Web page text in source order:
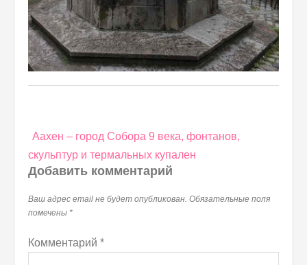
Навигация
по
записям
Аахен – город Собора 9 века, фонтанов,
скульптур и термальных купален
Добавить комментарий
Ваш адрес email не будет опубликован. Обязательные поля
помечены *
Комментарий *